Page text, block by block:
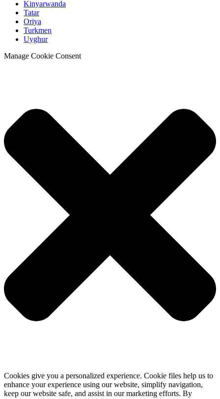
Kinyarwanda
Tatar
Oriya
Turkmen
Uyghur
Manage Cookie Consent
Cookies give you a personalized experience. Cookie files help us to
enhance your experience using our website, simplify navigation,
keep our website safe, and assist in our marketing efforts. By